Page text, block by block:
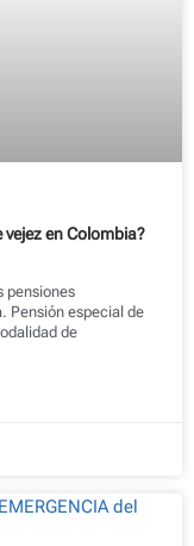
en Colombia?
pensiones
Pensión especial de
de